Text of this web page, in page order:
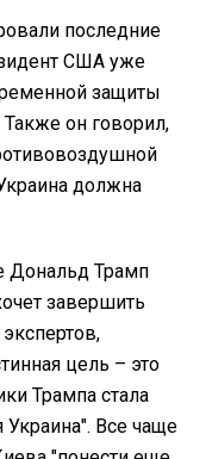
последние
США уже
защиты
он говорил,
должна
Дональд Трамп
завершить
цель – это
Трампа стала
Украина". Все чаще